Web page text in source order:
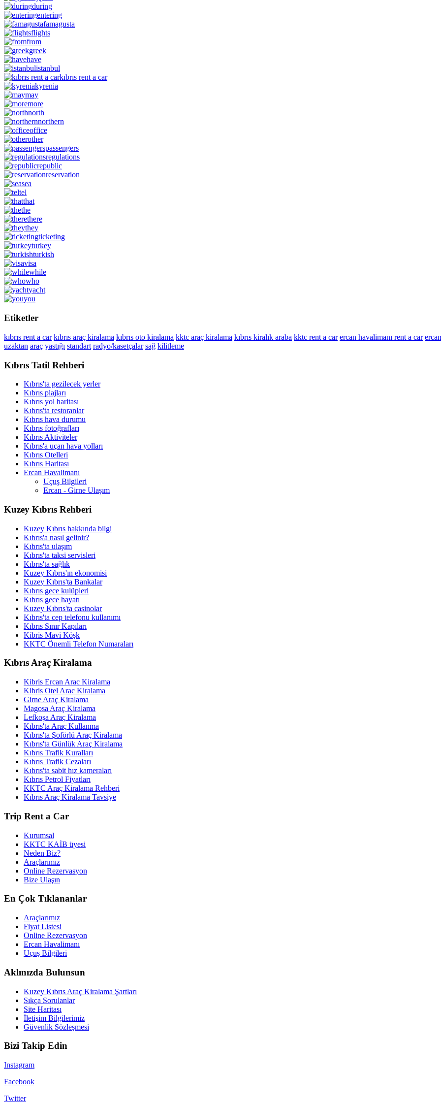
during
entering
famagusta
flights
from
greek
have
istanbul
kıbrıs rent a car
kyrenia
may
more
north
northern
office
other
passengers
regulations
republic
reservation
sea
tel
that
the
there
they
ticketing
turkey
turkish
visa
while
who
yacht
you
Etiketler
kıbrıs rent a car kıbrıs araç kiralama kıbrıs oto kiralama kktc araç kiralama kıbrıs kiralık araba kktc rent a car ercan havalimanı rent a car
uzaktan araç yastığı standart radyo/kasetçalar sağ kilitleme
Kıbrıs Tatil Rehberi
Kıbrıs'ta gezilecek yerler
Kıbrıs plajları
Kıbrıs yol haritası
Kıbrıs'ta restoranlar
Kıbrıs hava durumu
Kıbrıs fotoğrafları
Kıbrıs Aktiviteler
Kıbrıs'a uçan hava yolları
Kıbrıs Otelleri
Kıbrıs Haritası
Ercan Havalimanı
Uçuş Bilgileri
Ercan - Girne Ulaşım
Kuzey Kıbrıs Rehberi
Kuzey Kıbrıs hakkında bilgi
Kıbrıs'a nasıl gelinir?
Kıbrıs'ta ulaşım
Kıbrıs'ta taksi servisleri
Kıbrıs'ta sağlık
Kuzey Kıbrıs'ın ekonomisi
Kuzey Kıbrıs'ta Bankalar
Kıbrıs gece kulüpleri
Kıbrıs gece hayatı
Kuzey Kıbrıs'ta casinolar
Kıbrıs'ta cep telefonu kullanımı
Kıbrıs Sınır Kapıları
Kibris Mavi Köşk
KKTC Önemli Telefon Numaraları
Kıbrıs Araç Kiralama
Kibris Ercan Arac Kiralama
Kibris Otel Arac Kiralama
Girne Araç Kiralama
Magosa Araç Kiralama
Lefkoşa Araç Kiralama
Kıbrıs'ta Araç Kullanma
Kıbrıs'ta Şoförlü Araç Kiralama
Kıbrıs'ta Günlük Araç Kiralama
Kıbrıs Trafik Kuralları
Kıbrıs Trafik Cezaları
Kıbrıs'ta sabit hız kameraları
Kıbrıs Petrol Fiyatları
KKTC Araç Kiralama Rehberi
Kıbrıs Araç Kiralama Tavsiye
Trip Rent a Car
Kurumsal
KKTC KAİB üyesi
Neden Biz?
Araçlarımız
Online Rezervasyon
Bize Ulaşın
En Çok Tıklananlar
Araçlarımız
Fiyat Listesi
Online Rezervasyon
Ercan Havalimanı
Uçuş Bilgileri
Aklınızda Bulunsun
Kuzey Kıbrıs Araç Kiralama Şartları
Sıkça Sorulanlar
Site Haritası
İletişim Bilgilerimiz
Güvenlik Sözleşmesi
Bizi Takip Edin
Instagram
Facebook
Twitter